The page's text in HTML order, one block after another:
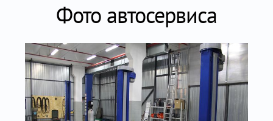
Фото автосервиса